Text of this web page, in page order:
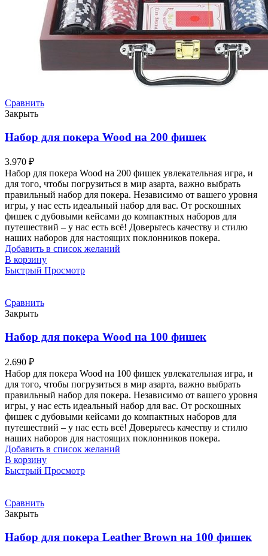
Сравнить
Закрыть
Набор для покера Wood на 200 фишек
3.970 ₽
Набор для покера Wood на 200 фишек увлекательная игра, и
для того, чтобы погрузиться в мир азарта, важно выбрать
правильный набор для покера. Независимо от вашего уровня
игры, у нас есть идеальный набор для вас. От роскошных
фишек с дубовыми кейсами до компактных наборов для
путешествий – у нас есть всё! Доверьтесь качеству и стилю
наших наборов для настоящих поклонников покера.
Добавить в список желаний
В корзину
Быстрый Просмотр
Сравнить
Закрыть
Набор для покера Wood на 100 фишек
2.690 ₽
Набор для покера Wood на 100 фишек увлекательная игра, и
для того, чтобы погрузиться в мир азарта, важно выбрать
правильный набор для покера. Независимо от вашего уровня
игры, у нас есть идеальный набор для вас. От роскошных
фишек с дубовыми кейсами до компактных наборов для
путешествий – у нас есть всё! Доверьтесь качеству и стилю
наших наборов для настоящих поклонников покера.
Добавить в список желаний
В корзину
Быстрый Просмотр
Сравнить
Закрыть
Набор для покера Leather Brown на 100 фишек